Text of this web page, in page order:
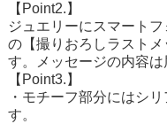
【Point2.】
ジュエリーにスマート
の【撮りおろしラスト
す。メッセージの内容は
【Point3.】
・モチーフ部分にはシ
す。